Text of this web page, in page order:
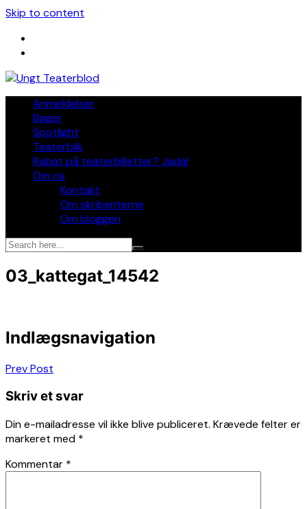
Skip to content
Anmeldelser
Bøger
Spotlight
Teaterblik
Rabat på teaterbilletter? Jada!
Om os
Kontakt
Om skribenterne
Om bloggen
03_kattegat_14542
Indlægsnavigation
Prev Post
Skriv et svar
Din e-mailadresse vil ikke blive publiceret. Krævede felter er
markeret med *
Kommentar *